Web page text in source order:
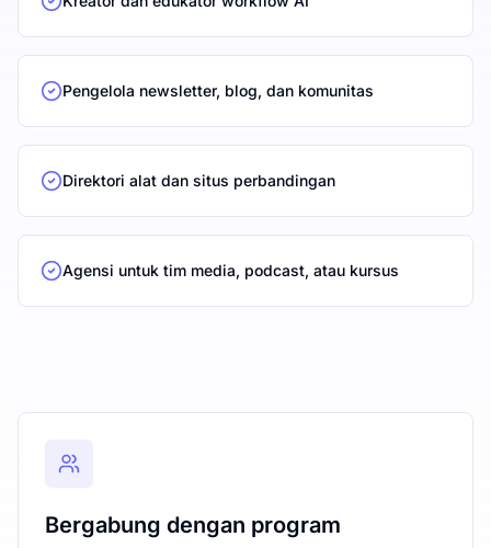
Pengelola newsletter, blog, dan komunitas
Direktori alat dan situs perbandingan
Agensi untuk tim media, podcast, atau kursus
Bergabung dengan program